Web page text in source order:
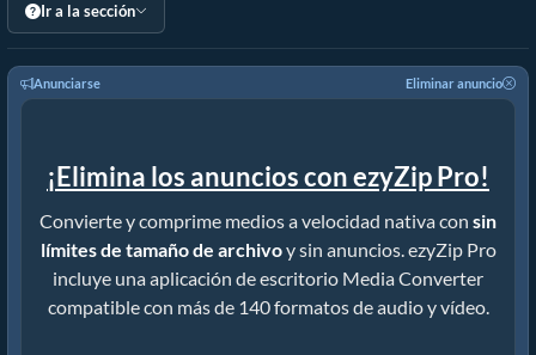
Ir a la sección
Anunciarse Eliminar anuncio
¡Elimina los anuncios con ezyZip Pro!
Convierte y comprime medios a velocidad nativa con sin
límites de tamaño de archivoy sin anuncios. ezyZip Pro
incluye una aplicación de escritorio Media Converter
compatible con más de 140 formatos de audio y vídeo.